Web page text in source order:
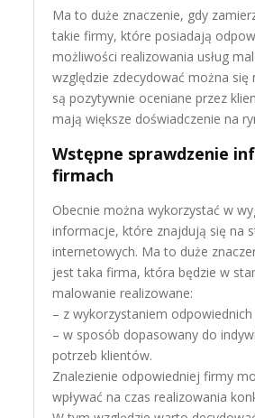
Ma to duże znaczenie, gdy
takie firmy, które posiadają
możliwości realizowania usług
względzie zdecydować można się
są pozytywnie oceniane przez
mają większe doświadczenie na
Wstępne sprawdzenie
firmach
Obecnie można wykorzystać w
informacje, które znajdują się na
internetowych. Ma to duże
jest taka firma, która będzie w
malowanie realizowane:
– z wykorzystaniem odpowiednich
– w sposób dopasowany do
potrzeb klientów.
Znalezienie odpowiedniej firmy
wpływać na czas realizowania